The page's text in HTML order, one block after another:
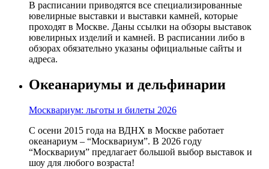
В расписании приводятся все специализированные
ювелирные выставки и выставки камней, которые
проходят в Москве. Даны ссылки на обзоры выставок
ювелирных изделий и камней. В расписании либо в
обзорах обязательно указаны официальные сайты и
адреса.
Океанариумы и дельфинарии
Москвариум: льготы и билеты 2026
С осени 2015 года на ВДНХ в Москве работает
океанариум – “Москвариум”. В 2026 году
“Москвариум” предлагает большой выбор выставок и
шоу для любого возраста!